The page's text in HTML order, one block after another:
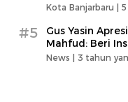
Kota Banjarbaru |
#5
Gus Yasin
Mahfud: Beri
News | 3 tahun